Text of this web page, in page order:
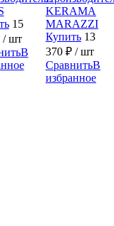
15
/ шт
В
KERAMA
MARAZZI
Купить 13
370 ₽/ шт
СравнитьВ
избранное